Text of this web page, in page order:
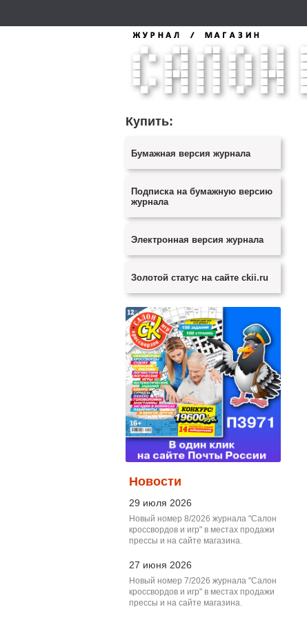
Купить:
Бумажная версия журнала
Подписка на бумажную версию
журнала
Электронная версия журнала
Золотой статус на сайте ckii.ru
Новости
29 июля 2026
Новый номер 8/2026 журнала "Салон
кроссвордов и игр" в местах продажи
прессы и на сайте магазина.
27 июня 2026
Новый номер 7/2026 журнала "Салон
кроссвордов и игр" в местах продажи
прессы и на сайте магазина.